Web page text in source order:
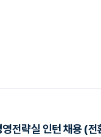
전략실 인턴 채용 (전